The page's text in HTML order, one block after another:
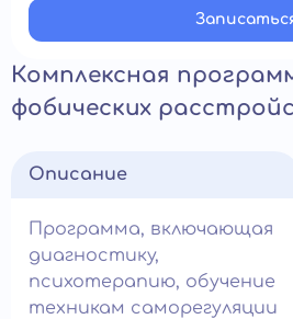
Комплексная
фобических
Описание
Программа, включающая
диагностику,
психотерапию, обучение
техникам саморегуляции